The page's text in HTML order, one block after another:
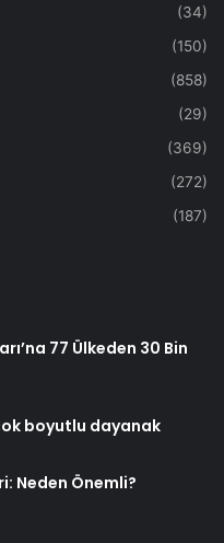
(34)
(150)
(858)
(29)
(369)
(272)
(187)
77 Ülkeden 30 Bin
boyutlu dayanak
Neden Önemli?